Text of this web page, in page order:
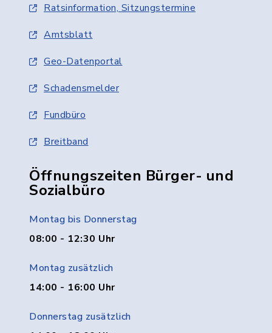
Ratsinformation, Sitzungstermine
Amtsblatt
Geo-Datenportal
Schadensmelder
Fundbüro
Breitband
Öffnungszeiten Bürger- und
Sozialbüro
Montag bis Donnerstag
08:00 - 12:30 Uhr
Montag zusätzlich
14:00 - 16:00 Uhr
Donnerstag zusätzlich